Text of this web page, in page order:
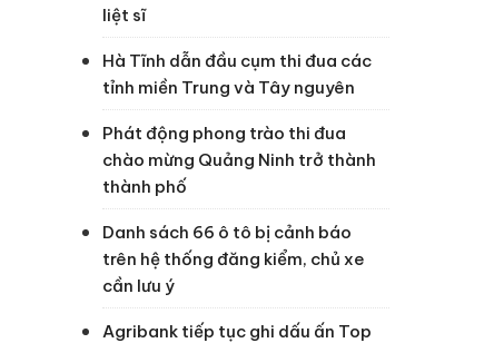
liệt sĩ
Hà Tĩnh dẫn đầu cụm thi đua các
tỉnh miền Trung và Tây nguyên
Phát động phong trào thi đua
chào mừng Quảng Ninh trở thành
thành phố
Danh sách 66 ô tô bị cảnh báo
trên hệ thống đăng kiểm, chủ xe
cần lưu ý
Agribank tiếp tục ghi dấu ấn Top